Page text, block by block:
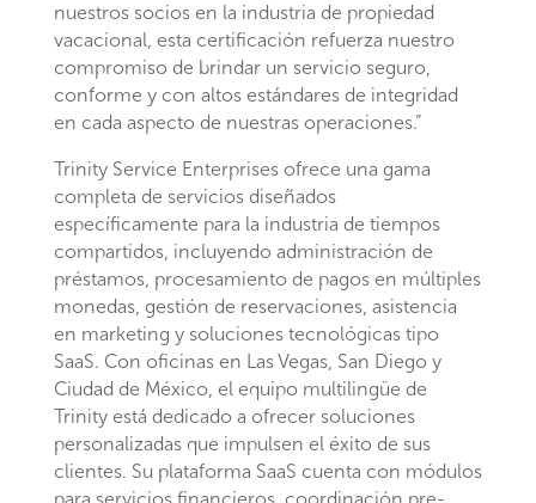
nuestros socios en la industria de propiedad
vacacional, esta certificación refuerza nuestro
compromiso de brindar un servicio seguro,
conforme y con altos estándares de integridad
en cada aspecto de nuestras operaciones.”
Trinity Service Enterprises ofrece una gama
completa de servicios diseñados
específicamente para la industria de tiempos
compartidos, incluyendo administración de
préstamos, procesamiento de pagos en múltiples
monedas, gestión de reservaciones, asistencia
en marketing y soluciones tecnológicas tipo
SaaS. Con oficinas en Las Vegas, San Diego y
Ciudad de México, el equipo multilingüe de
Trinity está dedicado a ofrecer soluciones
personalizadas que impulsen el éxito de sus
clientes. Su plataforma SaaS cuenta con módulos